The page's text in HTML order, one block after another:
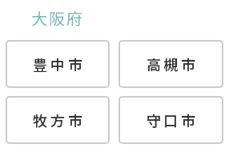
大阪府
豊中市 高槻市
牧方市 守口市